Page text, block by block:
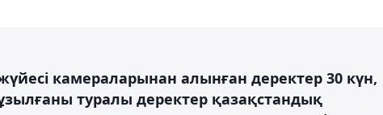
камераларынан алынған деректер 30 күн,
туралы деректер қазақстандық